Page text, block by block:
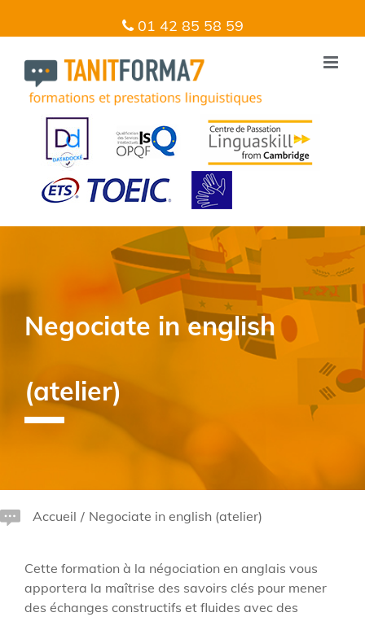
01 42 85 58 59
Negociate in english
(atelier)
Accueil / Negociate in english (atelier)
Cette formation à la négociation en anglais vous
apportera la maîtrise des savoirs clés pour mener
des échanges constructifs et fluides avec des